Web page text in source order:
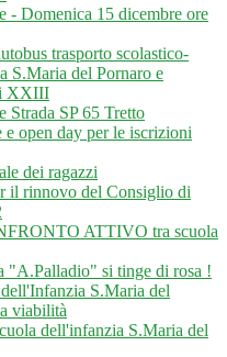
- Domenica 15 dicembre ore
trasporto scolastico-
S.Maria del Pornaro e
XXIII
Strada SP 65 Tretto
e open day per le iscrizioni
dei ragazzi
il rinnovo del Consiglio di
ATTIVO tra scuola
"A.Palladio" si tinge di rosa !
S.Maria del
viabilità
dell'infanzia S.Maria del